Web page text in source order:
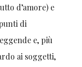
d’amore) e
di
e, più
ai soggetti,